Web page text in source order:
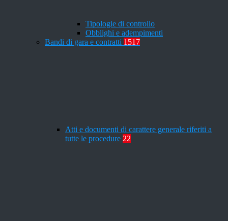
Tipologie di controllo
Obblighi e adempimenti
Bandi di gara e contratti 1517
Atti e documenti di carattere generale riferiti a
tutte le procedure 22